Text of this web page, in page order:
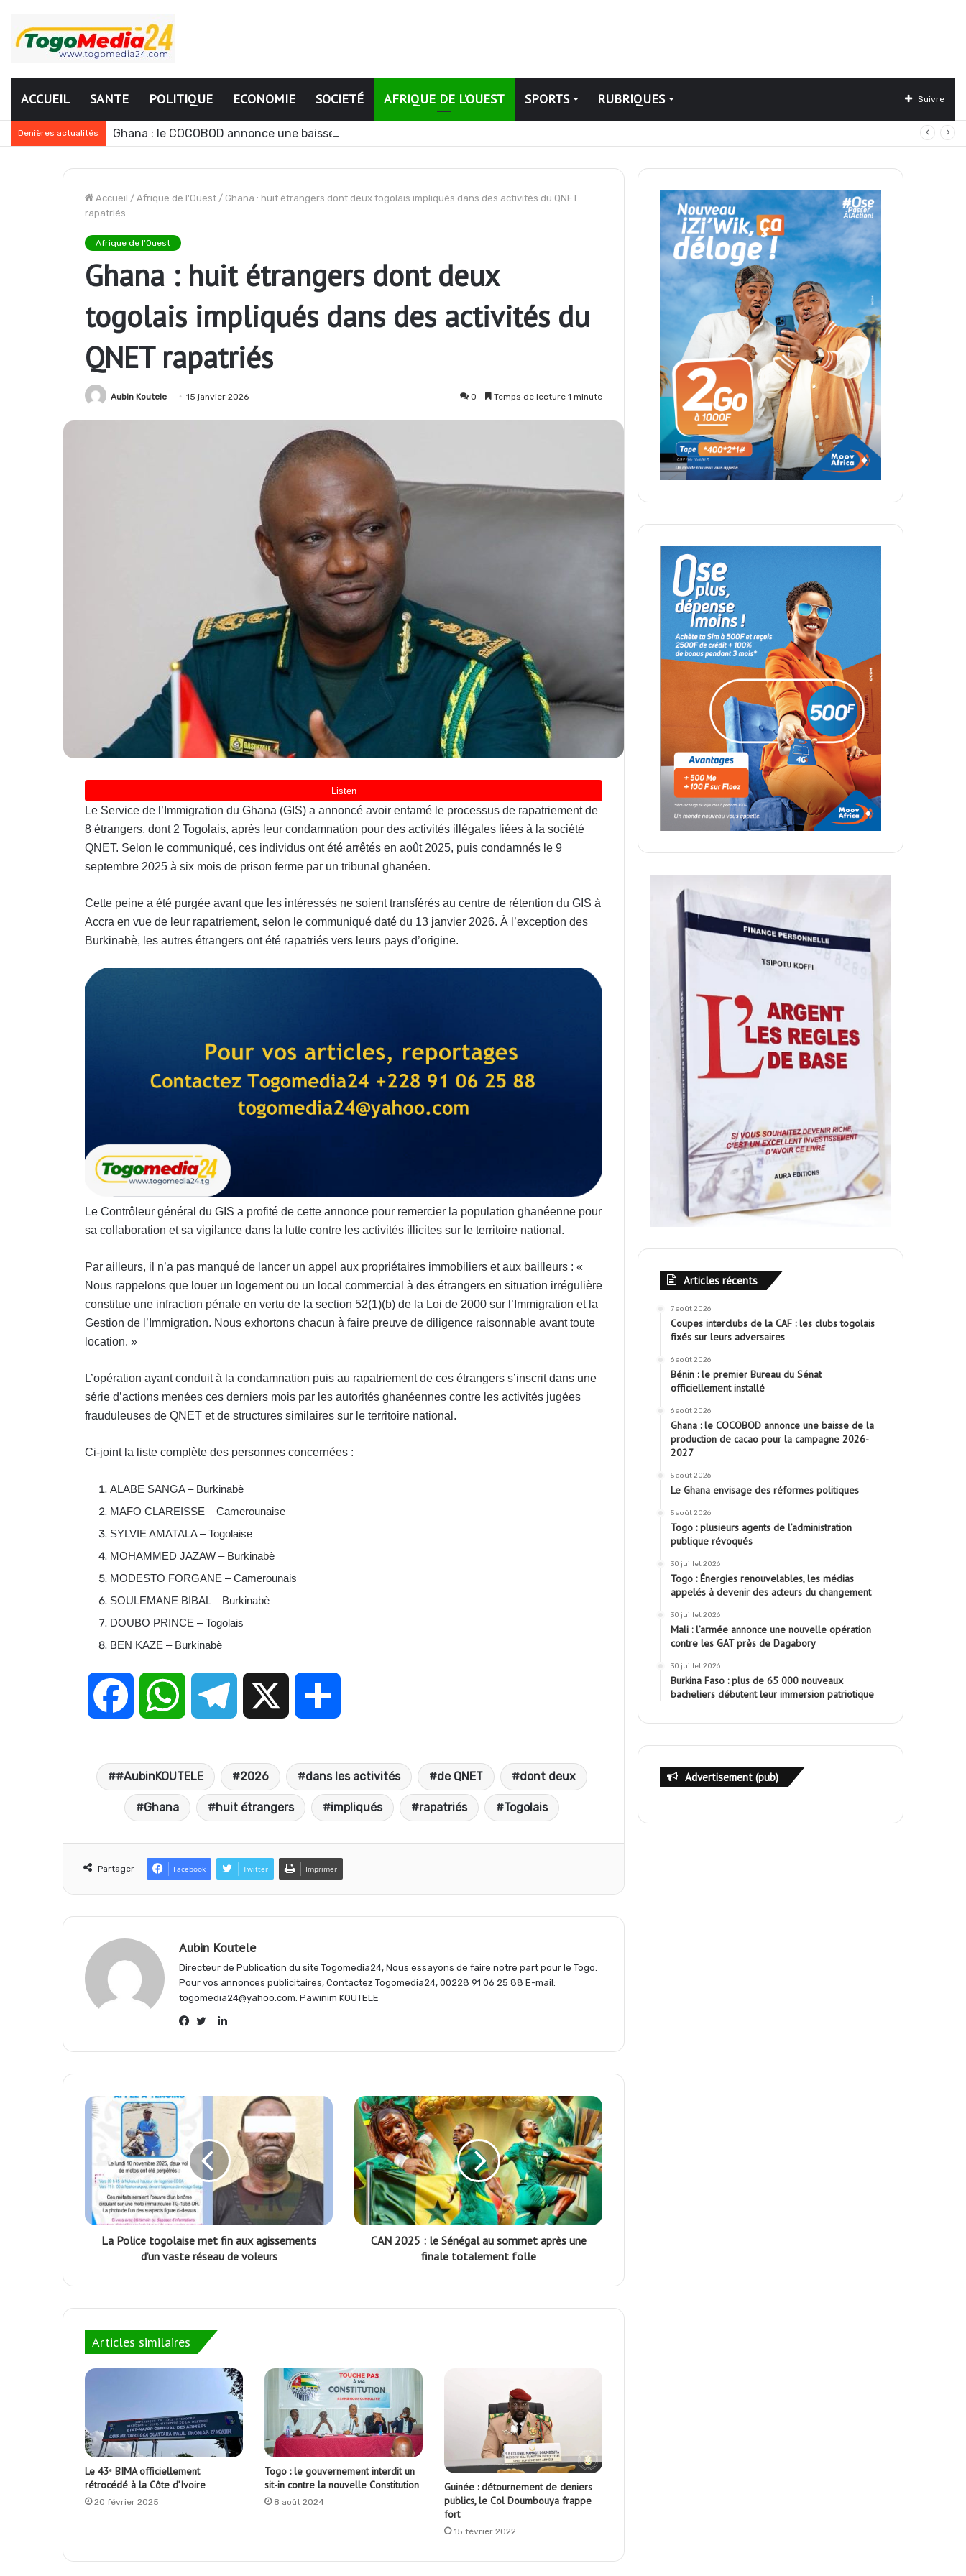
ACCUEIL SANTE POLITIQUE ECONOMIE SOCIETÉ AFRIQUE DE L’OUEST SPORTS RUBRIQUES Suivre
Denières actualités Ghana : le COCOBOD annonce une baisse de la production de cacao pour la campagne 2026-2027
Accueil / Afrique de l'Ouest / Ghana : huit étrangers dont deux togolais impliqués dans des activités du QNET
rapatriés
Afrique de l'Ouest
Ghana : huit étrangers dont deux
togolais impliqués dans des activités du
QNET rapatriés
Aubin Koutele 15 janvier 2026 0 Temps de lecture 1 minute
Le Service de l’Immigration du Ghana (GIS) a annoncé avoir entamé le processus de rapatriement de
8 étrangers, dont 2 Togolais, après leur condamnation pour des activités illégales liées à la société
QNET. Selon le communiqué, ces individus ont été arrêtés en août 2025, puis condamnés le 9
septembre 2025 à six mois de prison ferme par un tribunal ghanéen.
Cette peine a été purgée avant que les intéressés ne soient transférés au centre de rétention du GIS à
Accra en vue de leur rapatriement, selon le communiqué daté du 13 janvier 2026. À l’exception des
Burkinabè, les autres étrangers ont été rapatriés vers leurs pays d’origine.
Le Contrôleur général du GIS a profité de cette annonce pour remercier la population ghanéenne pour
sa collaboration et sa vigilance dans la lutte contre les activités illicites sur le territoire national.
Par ailleurs, il n’a pas manqué de lancer un appel aux propriétaires immobiliers et aux bailleurs : «
Nous rappelons que louer un logement ou un local commercial à des étrangers en situation irrégulière
constitue une infraction pénale en vertu de la section 52(1)(b) de la Loi de 2000 sur l’Immigration et la
Gestion de l’Immigration. Nous exhortons chacun à faire preuve de diligence raisonnable avant toute
location. »
L’opération ayant conduit à la condamnation puis au rapatriement de ces étrangers s’inscrit dans une
série d’actions menées ces derniers mois par les autorités ghanéennes contre les activités jugées
frauduleuses de QNET et de structures similaires sur le territoire national.
Ci-joint la liste complète des personnes concernées :
ALABE SANGA – Burkinabè
MAFO CLAREISSE – Camerounaise
SYLVIE AMATALA – Togolaise
MOHAMMED JAZAW – Burkinabè
MODESTO FORGANE – Camerounais
SOULEMANE BIBAL – Burkinabè
DOUBO PRINCE – Togolais
BEN KAZE – Burkinabè
c
o
a
s
p
p
l
g
a
r
a
e
#AubinKOUTELE 2026 dans les activités de QNET dont deux
Ghana huit étrangers impliqués rapatriés Togolais
Partager Facebook Twitter Imprimer
Aubin Koutele
Directeur de Publication du site Togomedia24, Nous essayons de faire notre part pour le Togo.
Pour vos annonces publicitaires, Contactez Togomedia24, 00228 91 06 25 88 E-mail:
togomedia24@yahoo.com. Pawinim KOUTELE
Linkedin
La Police togolaise met fin aux agissements
d’un vaste réseau de voleurs
CAN 2025 : le Sénégal au sommet après une
finale totalement folle
Articles similaires
Le 43ᵉ BIMA officiellement
rétrocédé à la Côte d’Ivoire
20 février 2025
Togo : le gouvernement interdit un
sit-in contre la nouvelle Constitution
8 août 2024
Guinée : détournement de deniers
publics, le Col Doumbouya frappe
fort
15 février 2022
Articles récents
7 août 2026
Coupes interclubs de la CAF : les clubs togolais
fixés sur leurs adversaires
6 août 2026
Bénin : le premier Bureau du Sénat
officiellement installé
6 août 2026
Ghana : le COCOBOD annonce une baisse de la
production de cacao pour la campagne 2026-
2027
5 août 2026
Le Ghana envisage des réformes politiques
5 août 2026
Togo : plusieurs agents de l’administration
publique révoqués
30 juillet 2026
Togo : Énergies renouvelables, les médias
appelés à devenir des acteurs du changement
30 juillet 2026
Mali : l’armée annonce une nouvelle opération
contre les GAT près de Dagabory
30 juillet 2026
Burkina Faso : plus de 65 000 nouveaux
bacheliers débutent leur immersion patriotique
Advertisement (pub)